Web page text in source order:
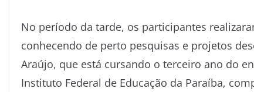
No período da tarde, os participantes
conhecendo de perto pesquisas e projetos
Araújo, que está cursando o terceiro ano do
Instituto Federal de Educação da Paraíba,